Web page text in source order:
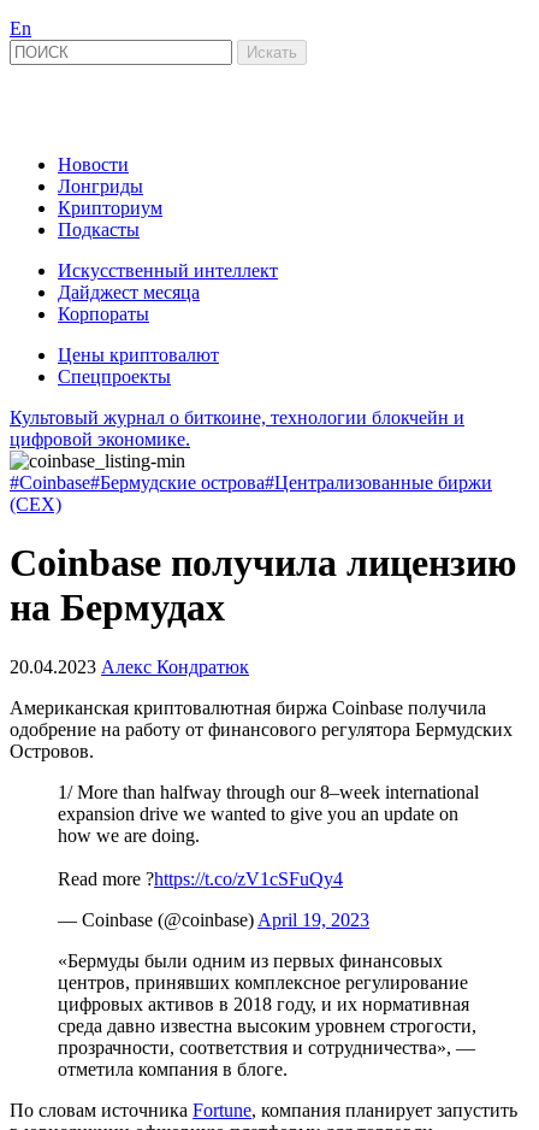
En
Новости
Лонгриды
Крипториум
Подкасты
Искусственный интеллект
Дайджест месяца
Корпораты
Цены криптовалют
Спецпроекты
Культовый журнал о биткоине, технологии блокчейн и
цифровой экономике.
#Coinbase#Бермудские острова#Централизованные биржи
(CEX)
Coinbase получила лицензию
на Бермудах
20.04.2023 Алекс Кондратюк
Американская криптовалютная биржа Coinbase получила
одобрение на работу от финансового регулятора Бермудских
Островов.
1/ More than halfway through our 8–week international
expansion drive we wanted to give you an update on
how we are doing.
Read more ?https://t.co/zV1cSFuQy4
— Coinbase (@coinbase) April 19, 2023
«Бермуды были одним из первых финансовых
центров, принявших комплексное регулирование
цифровых активов в 2018 году, и их нормативная
среда давно известна высоким уровнем строгости,
прозрачности, соответствия и сотрудничества», —
отметила компания в блоге.
По словам источника Fortune, компания планирует запустить